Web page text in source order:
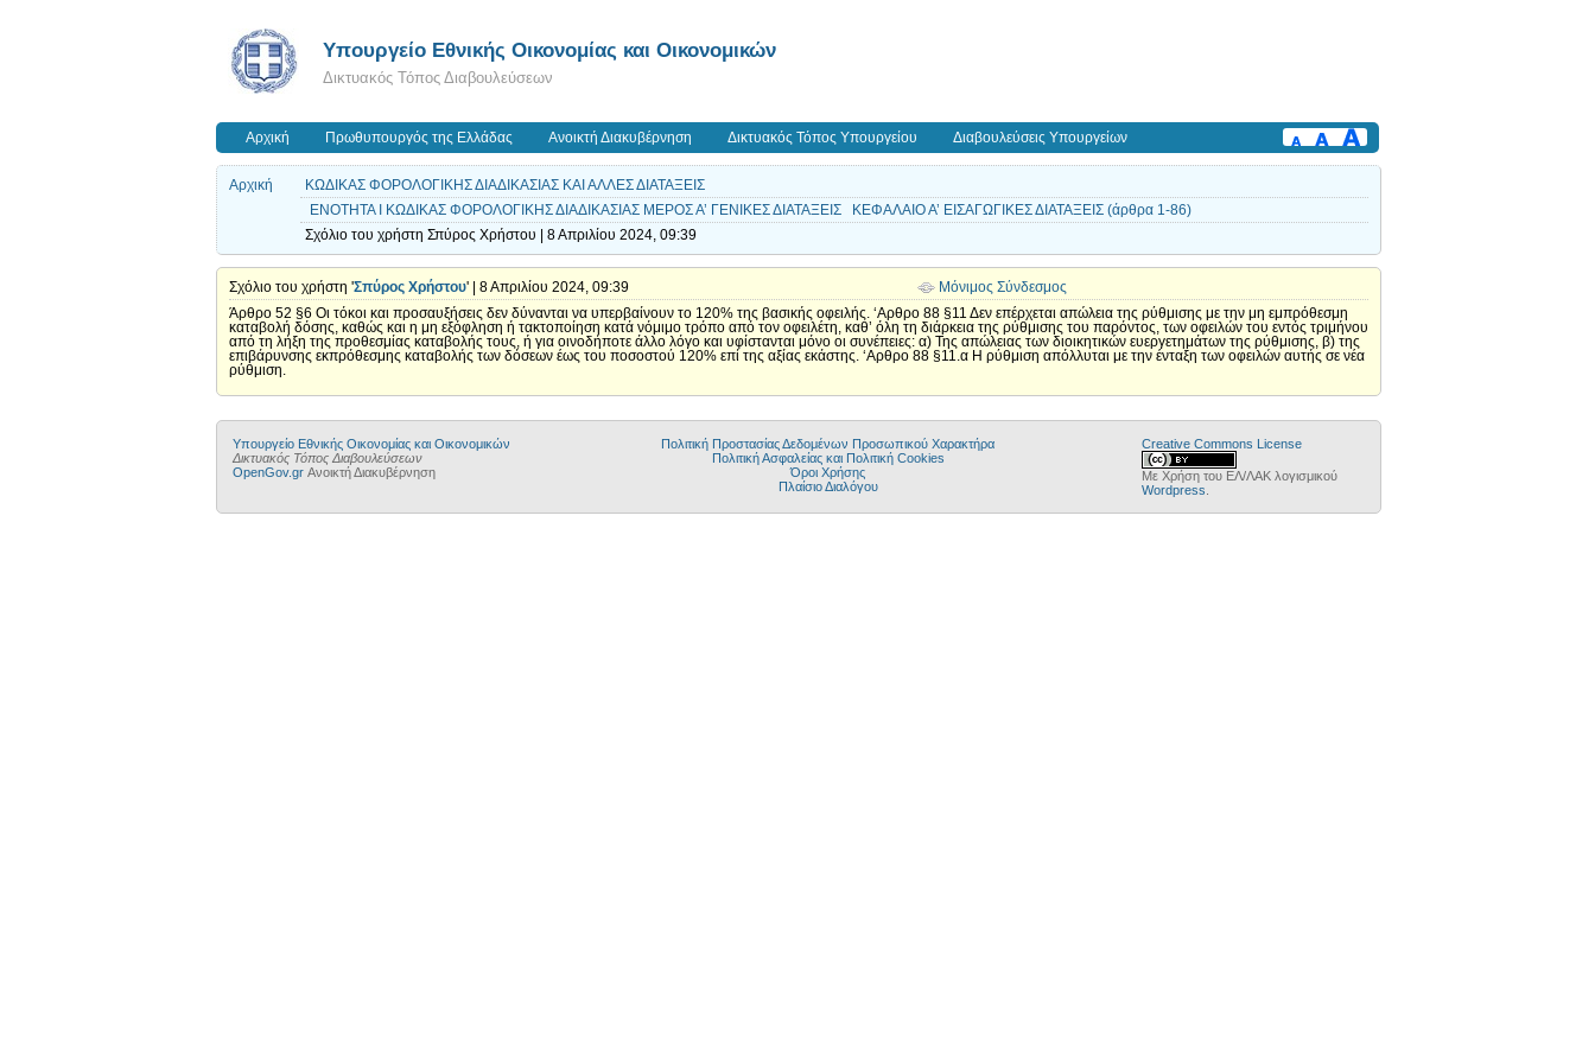
Υπουργείο Εθνικής Οικονομίας και Οικονομικών
Δικτυακός Τόπος Διαβουλεύσεων
Αρχική Πρωθυπουργός της Ελλάδας Ανοικτή Διακυβέρνηση Δικτυακός Τόπος Υπουργείου Διαβουλεύσεις Υπουργείων
Αρχική
ΚΩΔΙΚΑΣ ΦΟΡΟΛΟΓΙΚΗΣ ΔΙΑΔΙΚΑΣΙΑΣ ΚΑΙ ΑΛΛΕΣ ΔΙΑΤΑΞΕΙΣ
ΕΝΟΤΗΤΑ Ι ΚΩΔΙΚΑΣ ΦΟΡΟΛΟΓΙΚΗΣ ΔΙΑΔΙΚΑΣΙΑΣ ΜΕΡΟΣ Α’ ΓΕΝΙΚΕΣ ΔΙΑΤΑΞΕΙΣ ΚΕΦΑΛΑΙΟ Α’ ΕΙΣΑΓΩΓΙΚΕΣ ΔΙΑΤΑΞΕΙΣ (άρθρα 1-86)
Σχόλιο του χρήστη Σπύρος Χρήστου | 8 Απριλίου 2024, 09:39
Σχόλιο του χρήστη 'Σπύρος Χρήστου' | 8 Απριλίου 2024, 09:39
Μόνιμος Σύνδεσμος
Άρθρο 52 §6 Οι τόκοι και προσαυξήσεις δεν δύνανται να υπερβαίνουν το 120% της βασικής οφειλής. ‘Αρθρο 88 §11 Δεν επέρχεται απώλεια της ρύθμισης με την μη εμπρόθεσμη
καταβολή δόσης, καθώς και η μη εξόφληση ή τακτοποίηση κατά νόμιμο τρόπο από τον οφειλέτη, καθ’ όλη τη διάρκεια της ρύθμισης του παρόντος, των οφειλών του εντός τριμήνου
από τη λήξη της προθεσμίας καταβολής τους, ή για οινοδήποτε άλλο λόγο και υφίστανται μόνο οι συνέπειες: α) Της απώλειας των διοικητικών ευεργετημάτων της ρύθμισης, β) της
επιβάρυνσης εκπρόθεσμης καταβολής των δόσεων έως του ποσοστού 120% επί της αξίας εκάστης. ‘Αρθρο 88 §11.α Η ρύθμιση απόλλυται με την ένταξη των οφειλών αυτής σε νέα
ρύθμιση.
Υπουργείο Εθνικής Οικονομίας και Οικονομικών
Δικτυακός Τόπος Διαβουλεύσεων
OpenGov.gr Ανοικτή Διακυβέρνηση
Πολιτική Προστασίας Δεδομένων Προσωπικού Χαρακτήρα
Πολιτική Ασφαλείας και Πολιτική Cookies
Όροι Χρήσης
Πλαίσιο Διαλόγου
Creative Commons License
Με Χρήση του ΕΛ/ΛΑΚ λογισμικού
Wordpress